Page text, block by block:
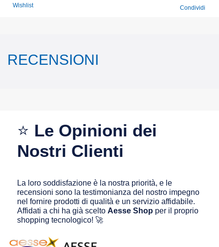
Wishlist Condividi
RECENSIONI
⭐ Le Opinioni dei
Nostri Clienti
La loro soddisfazione è la nostra priorità, e le
recensioni sono la testimonianza del nostro impegno
nel fornire prodotti di qualità e un servizio affidabile.
Affidati a chi ha già scelto Aesse Shop per il proprio
shopping tecnologico! 🚀